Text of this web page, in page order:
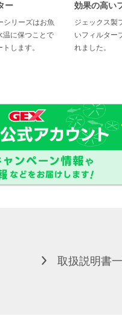
ー
シリーズはお魚
温に保つことで
します。
効果の高い
ジェックス製
いフィルター
れました。
取扱説明書